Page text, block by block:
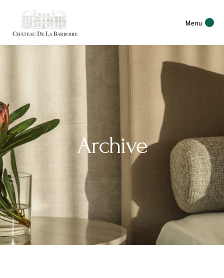
Menu
Archive